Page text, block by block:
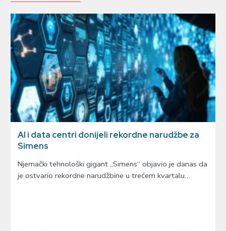
AI i data centri donijeli rekordne narudžbe za
Simens
Njemački tehnološki gigant „Simens“ objavio je danas da
je ostvario rekordne narudžbine u trećem kvartalu…